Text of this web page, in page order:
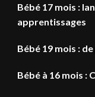
Bébé 17 mois :
apprentissages
Bébé 19 mois :
Bébé à 16 mois :